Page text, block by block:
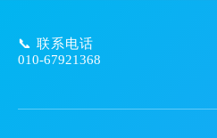
📞 联系电话
010-67921368